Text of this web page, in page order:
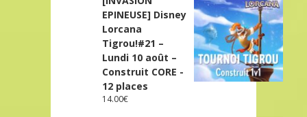
EPINEUSE] Disney
Lorcana
Tigrou!#21 –
Lundi 10 août –
Construit CORE -
12 places
14.00€